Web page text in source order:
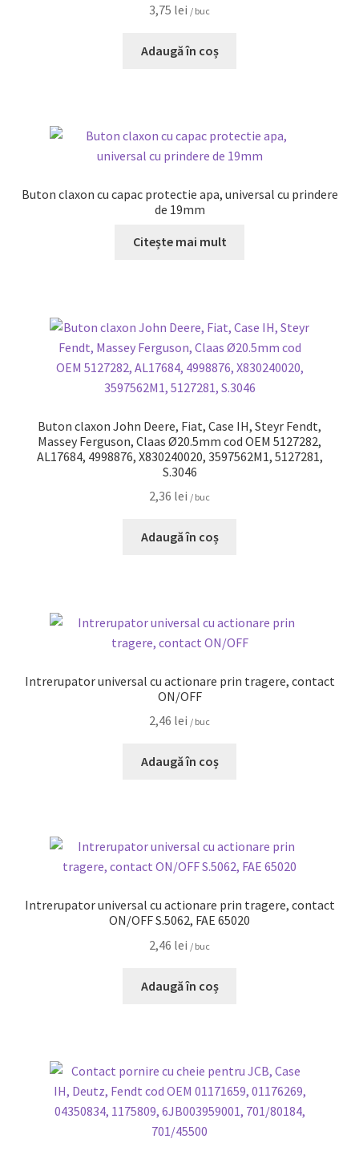
3,75 lei / buc
Adaugă în coș
Buton claxon cu capac protectie apa, universal cu prindere
de 19mm
Citește mai mult
Buton claxon John Deere, Fiat, Case IH, Steyr Fendt,
Massey Ferguson, Claas Ø20.5mm cod OEM 5127282,
AL17684, 4998876, X830240020, 3597562M1, 5127281,
S.3046
2,36 lei / buc
Adaugă în coș
Intrerupator universal cu actionare prin tragere, contact
ON/OFF
2,46 lei / buc
Adaugă în coș
Intrerupator universal cu actionare prin tragere, contact
ON/OFF S.5062, FAE 65020
2,46 lei / buc
Adaugă în coș